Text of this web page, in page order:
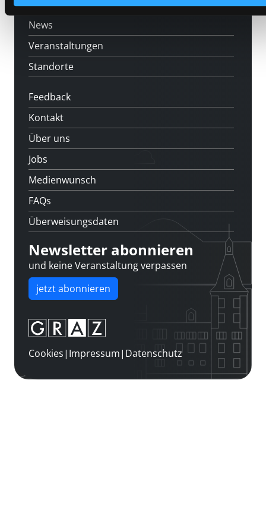
[kju:b]
News
Veranstaltungen
Standorte
Feedback
Kontakt
Über uns
Jobs
Medienwunsch
FAQs
Überweisungsdaten
Newsletter abonnieren
und keine Veranstaltung verpassen
jetzt abonnieren
Cookies| Impressum| Datenschutz